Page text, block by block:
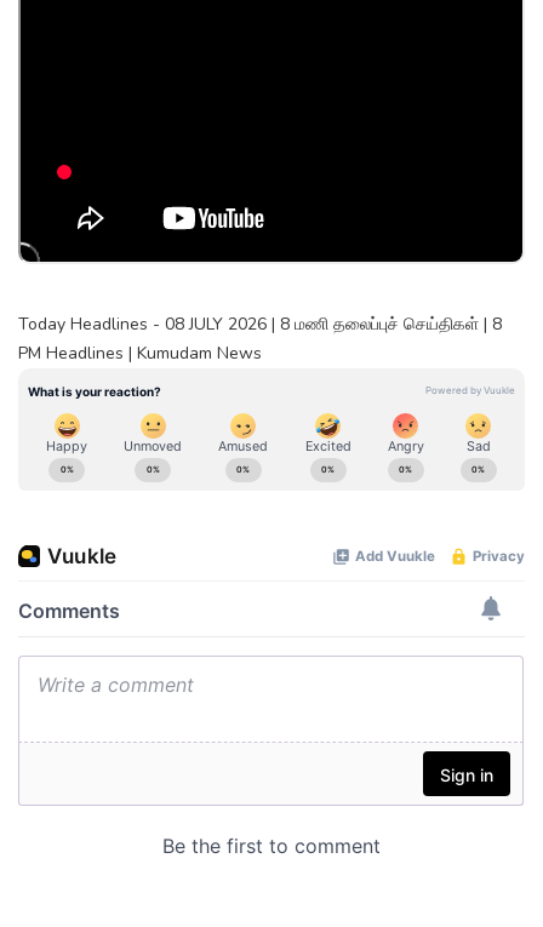
Today Headlines - 08 JULY 2026 | 8 மணி தலைப்புச் செய்திகள் | 8
PM Headlines | Kumudam News